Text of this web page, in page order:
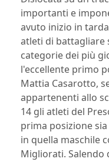
importanti e
avuto inizio in
atleti di battagliare
categorie dei più
l'eccellente primo
Mattia Casarotto,
appartenenti allo
14 gli atleti del
prima posizione
in quella maschile
Migliorati. Salendo